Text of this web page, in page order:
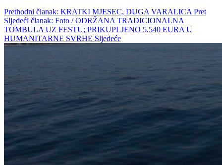
Prethodni članak: KRATKI MJESEC, DUGA VARALICA Pret
Sljedeći članak: Foto / ODRŽANA TRADICIONALNA
TOMBULA UZ FESTU; PRIKUPLJENO 5.540 EURA U
HUMANITARNE SVRHE Sljedeće